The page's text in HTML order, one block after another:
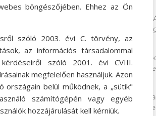
vagyis ahogy legtöbben
szeretetet hobbiról hivatásra váltotta,
találkozhattunk vele.
kora óta szerves része az
7 éves korától versenyszerűen RG-
nélkül létezni.
egészségügyi problémák
így került közelebb a gluténmentes és
böngészőjében. Ehhez az Ön
szóló 2003. évi C. törvény, az
az információs társadalommal
szóló 2001. évi CVIII.
megfelelően használjuk. Azon
országain belül működnek, a „sütik"
számítógépén vagy egyéb
hozzájárulását kell kérniük.